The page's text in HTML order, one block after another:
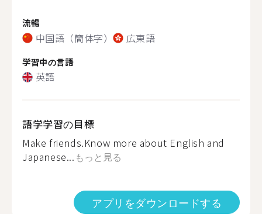
流暢
中国語（簡体字） 広東語
学習中の言語
英語
語学学習の目標
Make friends.Know more about English and
Japanese... もっと見る
アプリをダウンロードする